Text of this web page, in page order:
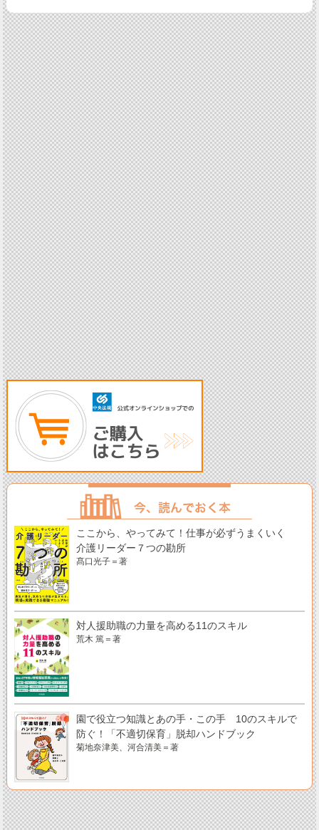
ここから、やってみて！仕事が必ずうまくいく
介護リーダー７つの勘所
髙口光子＝著
対人援助職の力量を高める11のスキル
荒木 篤＝著
園で役立つ知識とあの手・この手 10のスキルで
防ぐ！「不適切保育」脱却ハンドブック
菊地奈津美、河合清美＝著